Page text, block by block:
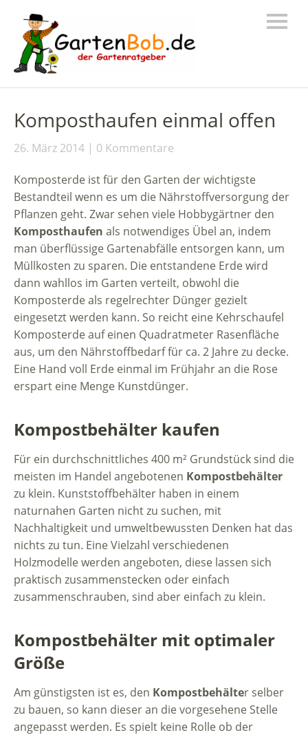
Komposthaufen einmal offen
26. März 2014 0 Kommentare
Komposterde ist für den Garten der wichtigste
Bestandteil wenn es um die Nährstoffversorgung der
Pflanzen geht. Zwar sehen viele Hobbygärtner den
Komposthaufen als notwendiges Übel an, indem
man überflüssige Gartenabfälle entsorgen kann, um
Müllkosten zu sparen. Die entstandene Erde wird
dann wahllos im Garten verteilt, obwohl die
Komposterde als regelrechter Dünger gezielt
eingesetzt werden kann. So reicht eine Kehrschaufel
Komposterde auf einen Quadratmeter Rasenfläche
aus, um den Nährstoffbedarf für ca. 2 Jahre zu decke.
Eine Hand voll Erde einmal im Frühjahr an die Rose
erspart eine Menge Kunstdünger.
Kompostbehälter kaufen
Für ein durchschnittliches 400 m² Grundstück sind die
meisten im Handel angebotenen Kompostbehälter
zu klein. Kunststoffbehälter haben in einem
naturnahen Garten nicht zu suchen, mit
Nachhaltigkeit und umweltbewussten Denken hat das
nichts zu tun. Eine Vielzahl verschiedenen
Holzmodelle werden angeboten, diese lassen sich
praktisch zusammenstecken oder einfach
zusammenschrauben, sind aber einfach zu klein.
Kompostbehälter mit optimaler
Größe
Am günstigsten ist es, den Kompostbehälter selber
zu bauen, so kann dieser an die vorgesehene Stelle
angepasst werden. Es spielt keine Rolle ob der